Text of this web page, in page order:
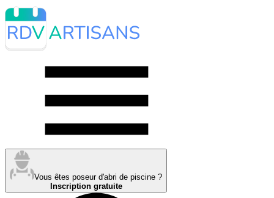
Vous êtes poseur d'abri de piscine ?
Inscription gratuite